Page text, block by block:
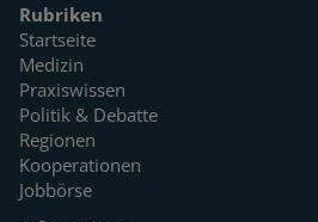
Rubriken
Startseite
Medizin
Praxiswissen
Politik & Debatte
Regionen
Kooperationen
Jobbörse